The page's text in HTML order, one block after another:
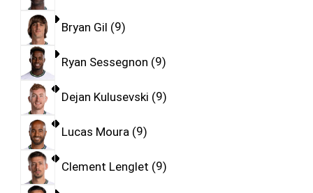
Bryan Gil 9
Ryan Sessegnon 9
Dejan Kulusevski 9
Lucas Moura 9
Clement Lenglet 9